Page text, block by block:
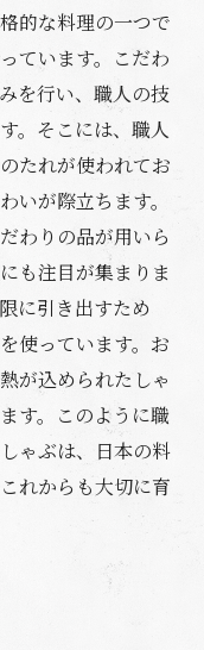
的な料理の一つで
ています。こだわ
を行い、職人の技
。そこには、職人
たれが使われてお
いが際立ちます。
わりの品が用いら
も注目が集まりま
に引き出すため
使っています。お
が込められたしゃ
す。このように職
ゃぶは、日本の料
れからも大切に育